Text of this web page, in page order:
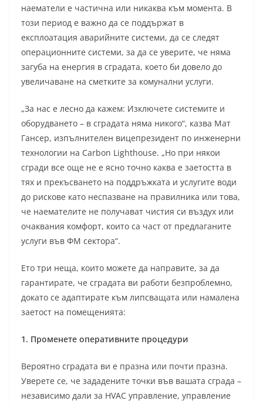
наематели е частична или никаква към момента. В
този период е важно да се поддържат в
експлоатация аварийните системи, да се следят
операционните системи, за да се уверите, че няма
загуба на енергия в сградата, което би довело до
увеличаване на сметките за комунални услуги.
„За нас е лесно да кажем: Изключете системите и
оборудването – в сградата няма никого“, казва Мат
Гансер, изпълнителен вицепрезидент по инженерни
технологии на Carbon Lighthouse. „Но при някои
сгради все още не е ясно точно каква е заетостта в
тях и прекъсването на поддръжката и услугите води
до рискове като неспазване на правилника или това,
че наемателите не получават чистия си въздух или
очаквания комфорт, които са част от предлаганите
услуги във ФМ сектора“.
Ето три неща, които можете да направите, за да
гарантирате, че сградата ви работи безпроблемно,
докато се адаптирате към липсващата или намалена
заетост на помещенията:
1. Променете оперативните процедури
Вероятно сградата ви е празна или почти празна.
Уверете се, че зададените точки във вашата сграда –
независимо дали за HVAC управление, управление